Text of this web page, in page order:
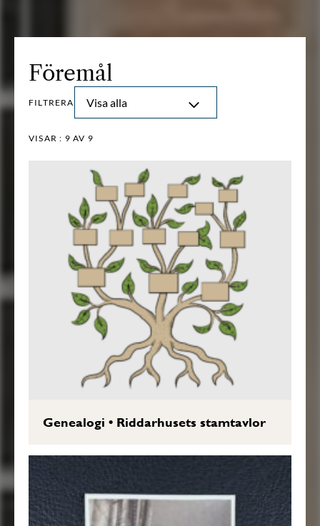
Föremål
FILTRERA Visa alla
VISAR : 9 AV 9
Genealogi • Riddarhusets stamtavlor